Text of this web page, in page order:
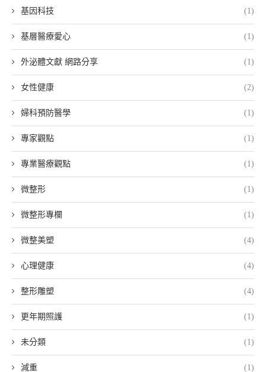
基因科技 (1)
基層醫療愛心 (1)
外泌體文獻 網路分享 (1)
女性健康 (2)
婦科預防醫學 (1)
專家觀點 (1)
專業醫療觀點 (1)
微整形 (1)
微整形專欄 (1)
微整美塑 (4)
心理健康 (4)
整形雕塑 (4)
更年期照護 (1)
未分類 (1)
減重 (1)